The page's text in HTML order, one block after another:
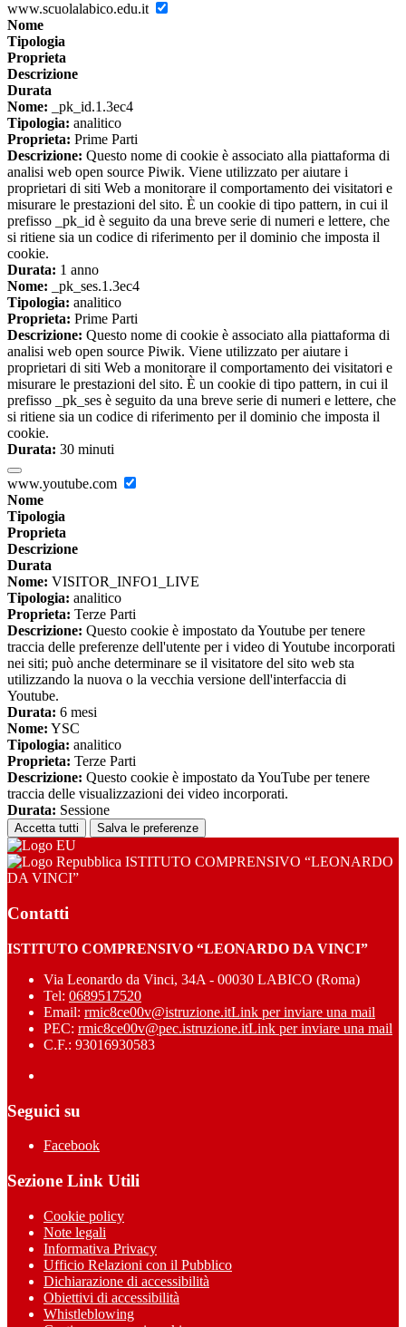
www.scuolalabico.edu.it
Nome
Tipologia
Proprieta
Descrizione
Durata
Nome: _pk_id.1.3ec4
Tipologia: analitico
Proprieta: Prime Parti
Descrizione: Questo nome di cookie è associato alla piattaforma di
analisi web open source Piwik. Viene utilizzato per aiutare i
proprietari di siti Web a monitorare il comportamento dei visitatori e
misurare le prestazioni del sito. È un cookie di tipo pattern, in cui il
prefisso _pk_id è seguito da una breve serie di numeri e lettere, che
si ritiene sia un codice di riferimento per il dominio che imposta il
cookie.
Durata: 1 anno
Nome: _pk_ses.1.3ec4
Tipologia: analitico
Proprieta: Prime Parti
Descrizione: Questo nome di cookie è associato alla piattaforma di
analisi web open source Piwik. Viene utilizzato per aiutare i
proprietari di siti Web a monitorare il comportamento dei visitatori e
misurare le prestazioni del sito. È un cookie di tipo pattern, in cui il
prefisso _pk_ses è seguito da una breve serie di numeri e lettere, che
si ritiene sia un codice di riferimento per il dominio che imposta il
cookie.
Durata: 30 minuti
www.youtube.com
Nome
Tipologia
Proprieta
Descrizione
Durata
Nome: VISITOR_INFO1_LIVE
Tipologia: analitico
Proprieta: Terze Parti
Descrizione: Questo cookie è impostato da Youtube per tenere
traccia delle preferenze dell'utente per i video di Youtube incorporati
nei siti; può anche determinare se il visitatore del sito web sta
utilizzando la nuova o la vecchia versione dell'interfaccia di
Youtube.
Durata: 6 mesi
Nome: YSC
Tipologia: analitico
Proprieta: Terze Parti
Descrizione: Questo cookie è impostato da YouTube per tenere
traccia delle visualizzazioni dei video incorporati.
Durata: Sessione
Accetta tutti Salva le preferenze
ISTITUTO COMPRENSIVO “LEONARDO
DA VINCI”
Contatti
ISTITUTO COMPRENSIVO “LEONARDO DA VINCI”
Via Leonardo da Vinci, 34A - 00030 LABICO (Roma)
Tel: 0689517520
Email: rmic8ce00v@istruzione.itLink per inviare una mail
PEC: rmic8ce00v@pec.istruzione.itLink per inviare una mail
C.F.: 93016930583
Seguici su
Facebook
Sezione Link Utili
Cookie policy
Note legali
Informativa Privacy
Ufficio Relazioni con il Pubblico
Dichiarazione di accessibilità
Obiettivi di accessibilità
Whistleblowing